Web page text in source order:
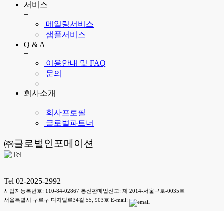
서비스
+
메일링서비스
샘플서비스
Q & A
+
이용안내 및 FAQ
문의
회사소개
+
회사프로필
글로벌파트너
㈜글로벌인포메이션
Tel 02-2025-2992
사업자등록번호: 110-84-02867 통신판매업신고: 제 2014-서울구로-0035호
서울특별시 구로구 디지털로34길 55, 903호 E-mail: